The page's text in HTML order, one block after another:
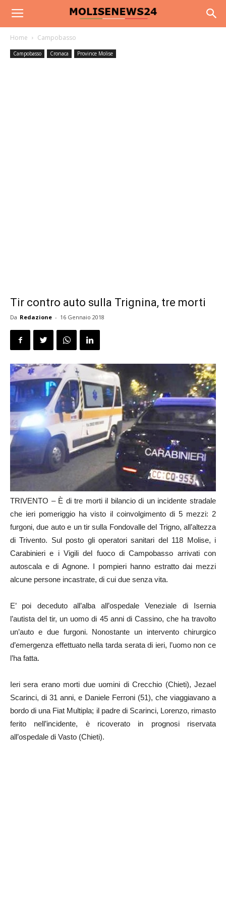
Home Campobasso
Campobasso Cronaca Province Molise
Tir contro auto sulla Trignina, tre morti
Da Redazione - 16 Gennaio 2018
TRIVENTO – È di tre morti il bilancio di un incidente stradale
che ieri pomeriggio ha visto il coinvolgimento di 5 mezzi: 2
furgoni, due auto e un tir sulla Fondovalle del Trigno, all’altezza
di Trivento. Sul posto gli operatori sanitari del 118 Molise, i
Carabinieri e i Vigili del fuoco di Campobasso arrivati con
autoscala e di Agnone. I pompieri hanno estratto dai mezzi
alcune persone incastrate, di cui due senza vita.
E’ poi deceduto all’alba all’ospedale Veneziale di Isernia
l’autista del tir, un uomo di 45 anni di Cassino, che ha travolto
un’auto e due furgoni. Nonostante un intervento chirurgico
d’emergenza effettuato nella tarda serata di ieri, l’uomo non ce
l’ha fatta.
Ieri sera erano morti due uomini di Crecchio (Chieti), Jezael
Scarinci, di 31 anni, e Daniele Ferroni (51), che viaggiavano a
bordo di una Fiat Multipla; il padre di Scarinci, Lorenzo, rimasto
ferito nell’incidente, è ricoverato in prognosi riservata
all’ospedale di Vasto (Chieti).